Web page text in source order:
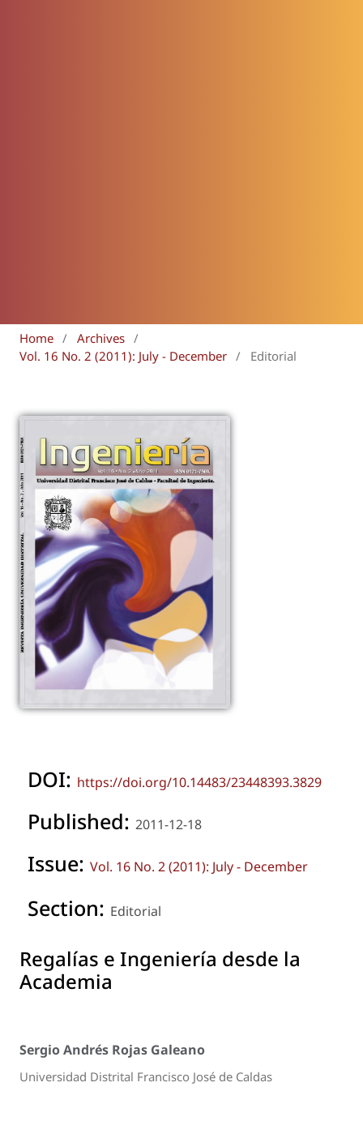
Home / Archives /
Vol. 16 No. 2 (2011): July - December / Editorial
DOI: https://doi.org/10.14483/23448393.3829
Published: 2011-12-18
Issue: Vol. 16 No. 2 (2011): July - December
Section: Editorial
Regalías e Ingeniería desde la
Academia
Sergio Andrés Rojas Galeano
Universidad Distrital Francisco José de Caldas